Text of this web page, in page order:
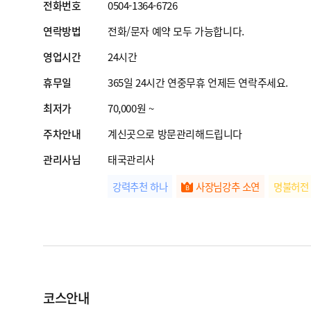
전화번호
0504-1364-6726
연락방법
전화/문자 예약 모두 가능합니다.
영업시간
24시간
휴무일
365일 24시간 연중무휴 언제든 연락주세요.
최저가
70,000원 ~
주차안내
계신곳으로 방문관리해드립니다
관리사님
태국관리사
강력추천 하나
사장님강추 소연 명불허
코스안내